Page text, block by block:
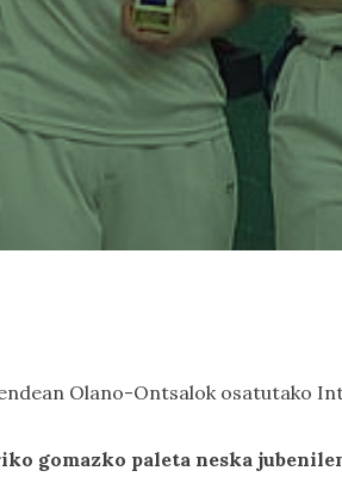
Olano-Ontsalok osatutako
gomazko paleta neska